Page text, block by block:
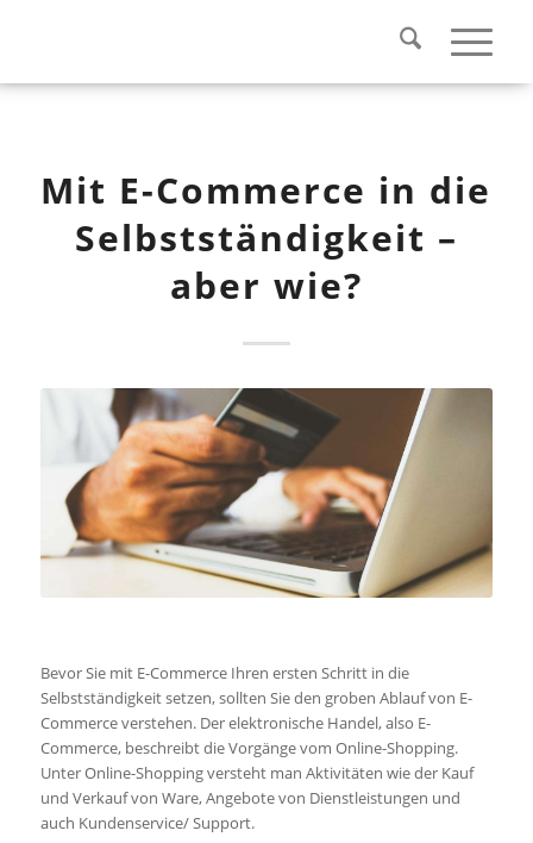
Mit E-Commerce in die
Selbstständigkeit –
aber wie?
Bevor Sie mit E-Commerce Ihren ersten Schritt in die
Selbstständigkeit setzen, sollten Sie den groben Ablauf von E-
Commerce verstehen. Der elektronische Handel, also E-
Commerce, beschreibt die Vorgänge vom Online-Shopping.
Unter Online-Shopping versteht man Aktivitäten wie der Kauf
und Verkauf von Ware, Angebote von Dienstleistungen und
auch Kundenservice/ Support.